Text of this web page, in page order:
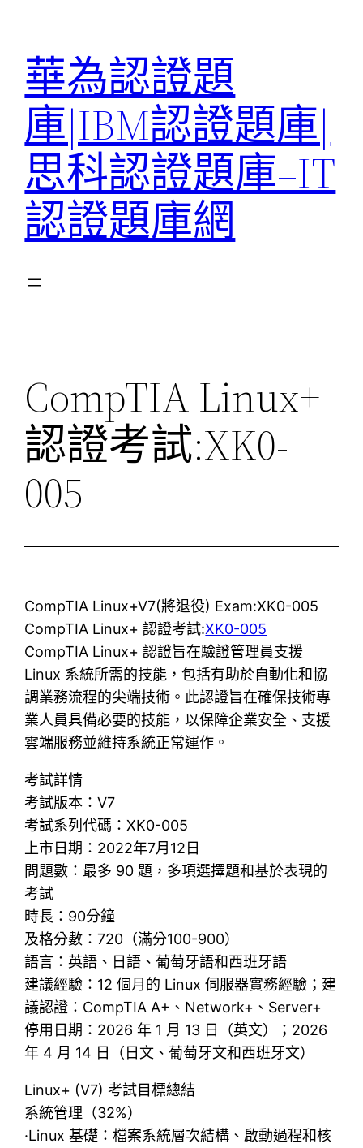
華為認證題
庫|IBM認證題庫|
思科認證題庫–IT
認證題庫網
CompTIA Linux+
認證考試:XK0-
005
CompTIA Linux+V7(將退役) Exam:XK0-005
CompTIA Linux+ 認證考試:XK0-005
CompTIA Linux+ 認證旨在驗證管理員支援
Linux 系統所需的技能，包括有助於自動化和協
調業務流程的尖端技術。此認證旨在確保技術專
業人員具備必要的技能，以保障企業安全、支援
雲端服務並維持系統正常運作。
考試詳情
考試版本：V7
考試系列代碼：XK0-005
上市日期：2022年7月12日
問題數：最多 90 題，多項選擇題和基於表現的
考試
時長：90分鐘
及格分數：720（滿分100-900）
語言：英語、日語、葡萄牙語和西班牙語
建議經驗：12 個月的 Linux 伺服器實務經驗；建
議認證：CompTIA A+、Network+、Server+
停用日期：2026 年 1 月 13 日（英文）；2026
年 4 月 14 日（日文、葡萄牙文和西班牙文）
Linux+ (V7) 考試目標總結
系統管理（32%）
·Linux 基礎：檔案系統層次結構、啟動過程和核